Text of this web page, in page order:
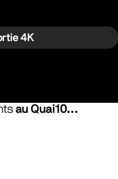
4K
au Quai10…